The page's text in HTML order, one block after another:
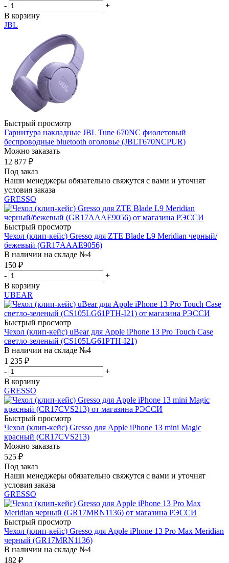
-
+
В корзину
JBL
Быстрый просмотр
Гарнитура накладные JBL Tune 670NC фиолетовый
беспроводные bluetooth оголовье (JBLT670NCPUR)
Можно заказать
12 877 ₽
Под заказ
Наши менеджеры обязательно свяжутся с вами и уточнят
условия заказа
GRESSO
Быстрый просмотр
Чехол (клип-кейс) Gresso для ZTE Blade L9 Meridian черный/
бежевый (GR17AAAE9056)
В наличии на складе №4
150 ₽
-
+
В корзину
UBEAR
Быстрый просмотр
Чехол (клип-кейс) uBear для Apple iPhone 13 Pro Touch Case
светло-зеленый (CS105LG61PTH-I21)
В наличии на складе №4
1 235 ₽
-
+
В корзину
GRESSO
Быстрый просмотр
Чехол (клип-кейс) Gresso для Apple iPhone 13 mini Magic
красный (CR17CVS213)
Можно заказать
525 ₽
Под заказ
Наши менеджеры обязательно свяжутся с вами и уточнят
условия заказа
GRESSO
Быстрый просмотр
Чехол (клип-кейс) Gresso для Apple iPhone 13 Pro Max Meridian
черный (GR17MRN1136)
В наличии на складе №4
182 ₽